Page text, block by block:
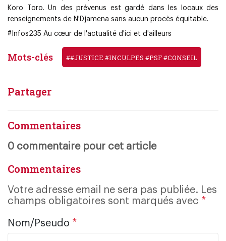
Koro Toro. Un des prévenus est gardé dans les locaux des
renseignements de N'Djamena sans aucun procès équitable.
#Infos235 Au cœur de l'actualité d'ici et d'ailleurs
Mots-clés ##JUSTICE #INCULPES #PSF #CONSEIL
Partager
Commentaires
0 commentaire pour cet article
Commentaires
Votre adresse email ne sera pas publiée. Les
champs obligatoires sont marqués avec *
Nom/Pseudo *